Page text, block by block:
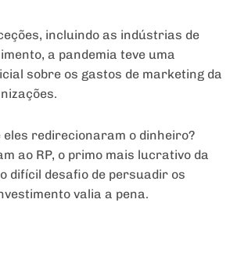
incluindo as indústrias de
a pandemia teve uma
sobre os gastos de marketing da
eles redirecionaram o dinheiro?
ao RP, o primo mais lucrativo da
difícil desafio de persuadir os
valia a pena.